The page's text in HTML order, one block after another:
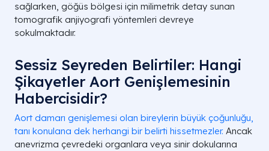
sağlarken, göğüs bölgesi için milimetrik detay sunan
tomografik anjiyografi yöntemleri devreye
sokulmaktadır.
Sessiz Seyreden Belirtiler: Hangi
Şikayetler Aort Genişlemesinin
Habercisidir?
Aort damarı genişlemesi olan bireylerin büyük çoğunluğu,
tanı konulana dek herhangi bir belirti hissetmezler. Ancak
anevrizma çevredeki organlara veya sinir dokularına